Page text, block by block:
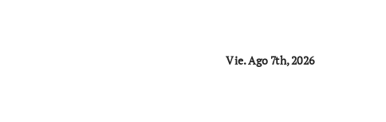
Vie. Ago 7th, 2026